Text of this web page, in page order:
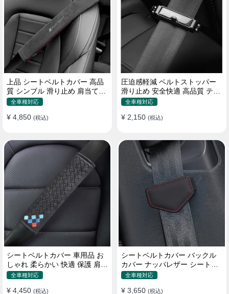
上品 シートベルトカバー 高品
質 シンブル 滑り止め 肩当てパ
ッド 圧迫感軽減
全車種対応
¥ 4,850 (税込)
圧迫感軽減 ベルトストッパー
滑り止め 安全快適 高品質 テー
プクリップ 快適 2個セット
全車種対応
¥ 2,150 (税込)
シートベルトカバー 車用品 お
しゃれ 柔らかい 快適 保護 肩当
てパッド 圧迫感軽減
全車種対応
¥ 4,450 (税込)
シートベルトカバー バックル
カバー ナッパレザー シートベ
ルトパッド 異音防止 傷防止 マ
全車種対応
¥ 3,650 (税込)